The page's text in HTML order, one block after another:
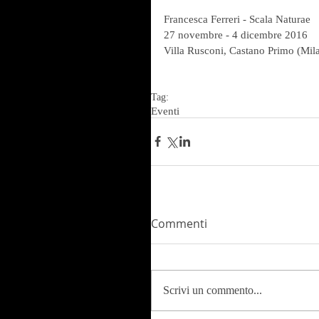
Francesca Ferreri - Scala Naturae
27 novembre - 4 dicembre 2016
Villa Rusconi, Castano Primo
Tag:
Eventi
Commenti
Scrivi un commento...